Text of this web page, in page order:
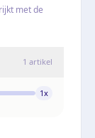
met de
1 artikel
1x